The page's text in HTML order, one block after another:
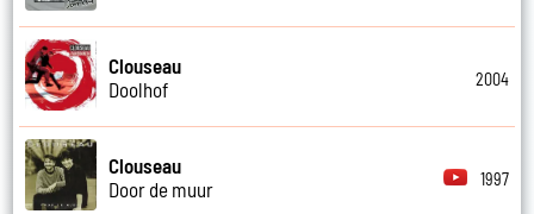
Clouseau
Doolhof
2004
Clouseau
Door de muur
1997